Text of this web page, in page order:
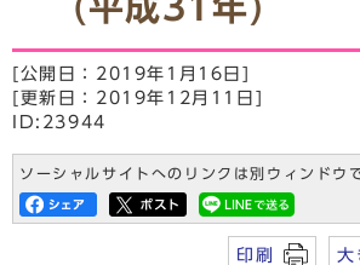
(平成31年)
[公開日：2019年1月16日]
[更新日：2019年12月11日]
ID:23944
ソーシャルサイトへのリンクは別ウィンドウ
印刷 大